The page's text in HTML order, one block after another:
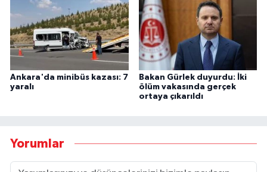
Ankara'da minibüs kazası: 7
yaralı
Bakan Gürlek duyurdu: İki
ölüm vakasında gerçek
ortaya çıkarıldı
Yorumlar